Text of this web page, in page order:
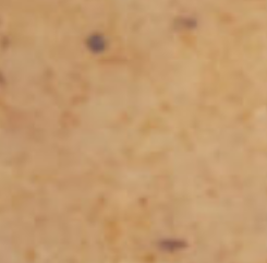
Platte (20 Stück)